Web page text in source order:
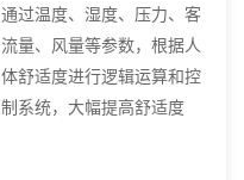
通过温度、湿度、压力、客
流量、风量等参数，根据人
体舒适度进行逻辑运算和控
制系统，大幅提高舒适度